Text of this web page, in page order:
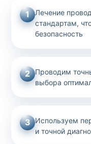
1
Лечение
стандартам,
безопасность
2
Проводим
выбора
3 Используем
и точной